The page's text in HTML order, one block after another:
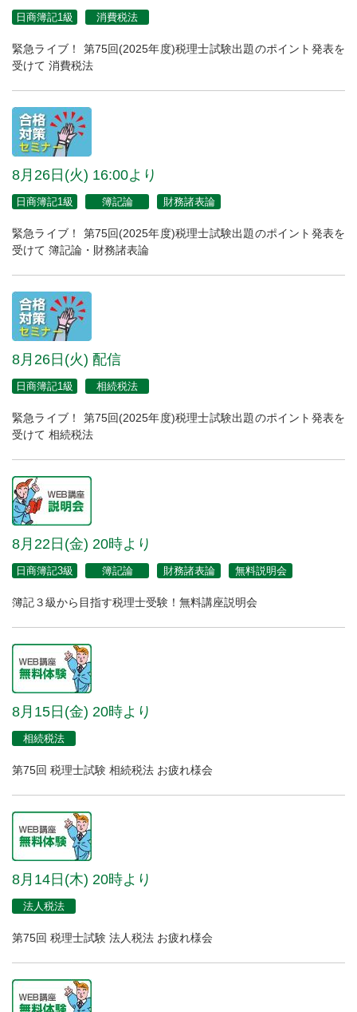
日商簿記1級 消費税法
緊急ライブ！ 第75回(2025年度)税理士試験出題のポイント発表を
受けて 消費税法
8月26日(火) 16:00より
日商簿記1級 簿記論 財務諸表論
緊急ライブ！ 第75回(2025年度)税理士試験出題のポイント発表を
受けて 簿記論・財務諸表論
8月26日(火) 配信
日商簿記1級 相続税法
緊急ライブ！ 第75回(2025年度)税理士試験出題のポイント発表を
受けて 相続税法
8月22日(金) 20時より
日商簿記3級 簿記論 財務諸表論 無料説明会
簿記３級から目指す税理士受験！無料講座説明会
8月15日(金) 20時より
相続税法
第75回 税理士試験 相続税法 お疲れ様会
8月14日(木) 20時より
法人税法
第75回 税理士試験 法人税法 お疲れ様会